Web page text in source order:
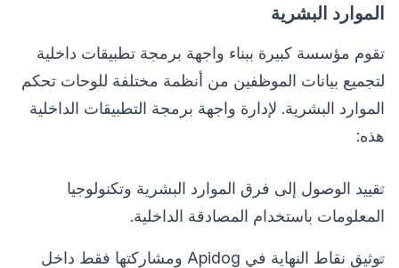
الموارد البشرية
تقوم مؤسسة كبيرة ببناء واجهة برمجة تطبيقات داخلية
لتجميع بيانات الموظفين من أنظمة مختلفة للوحات تحكم
الموارد البشرية. لإدارة واجهة برمجة التطبيقات الداخلية
هذه:
تقييد الوصول إلى فرق الموارد البشرية وتكنولوجيا
المعلومات باستخدام المصادقة الداخلية.
توثيق نقاط النهاية في Apidog ومشاركتها فقط داخل